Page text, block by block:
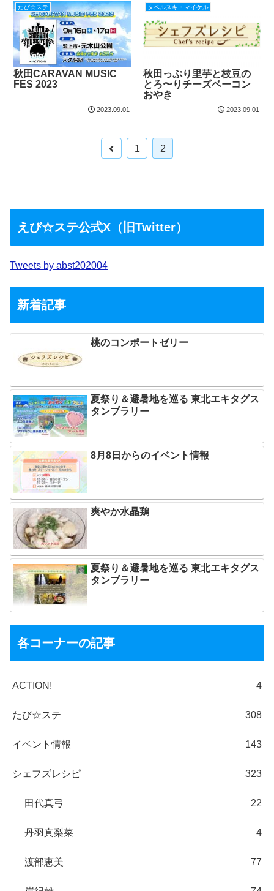
たび☆ステ
秋田CARAVAN MUSIC
FES 2023
2023.09.01
タベルスキ・マイケル
秋田っぷり里芋と枝豆の
とろ〜りチーズベーコン
おやき
2023.09.01
1 2
えび☆ステ公式X（旧Twitter）
Tweets by abst202004
新着記事
桃のコンポートゼリー
夏祭り＆避暑地を巡る 東北エキタグス
タンプラリー
8月8日からのイベント情報
爽やか水晶鶏
夏祭り＆避暑地を巡る 東北エキタグス
タンプラリー
各コーナーの記事
ACTION! 4
たび☆ステ 308
イベント情報 143
シェフズレシピ 323
田代真弓 22
丹羽真梨菜 4
渡部恵美 77